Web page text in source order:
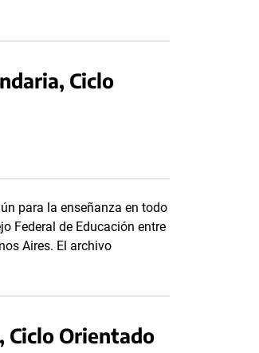
Ciclo
para la enseñanza en todo
Federal de Educación entre
Aires. El archivo
Ciclo Orientado